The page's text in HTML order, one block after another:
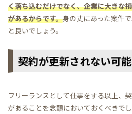
く落ち込むだけでなく、企業に大きな
があるからです。身の丈にあった案件
と良いでしょう。
契約が更新されない可
フリーランスとして仕事をする以上、
があることを念頭においておくべきで